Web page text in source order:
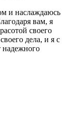
и наслаждаюсь
вам, я
своего
дела, и я с
надежного